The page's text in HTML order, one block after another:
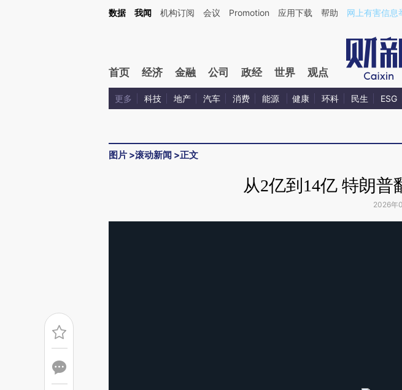
数据 我闻 机构订阅 会议 Promotion 应用下载 帮助 网上有害信息
首页 经济 金融 公司 政经 世界 观点
更多 科技 地产 汽车 消费 能源 健康 环科 民生 ESG
图片 >滚动新闻 >正文
从2亿到14亿 特朗
2026年